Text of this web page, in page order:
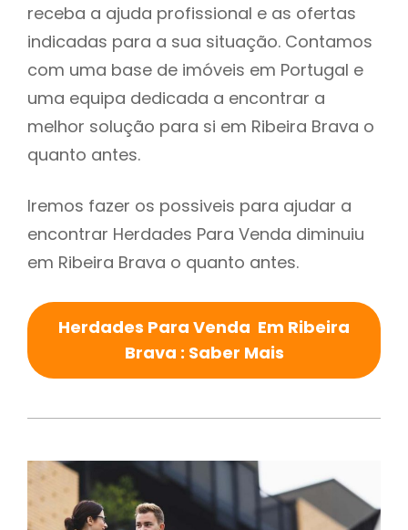
receba a ajuda profissional e as ofertas
indicadas para a sua situação. Contamos
com uma base de imóveis em Portugal e
uma equipa dedicada a encontrar a
melhor solução para si em Ribeira Brava o
quanto antes.
Iremos fazer os possiveis para ajudar a
encontrar Herdades Para Venda diminuiu
em Ribeira Brava o quanto antes.
Herdades Para Venda Em Ribeira
Brava : Saber Mais